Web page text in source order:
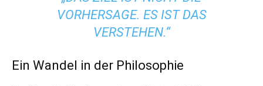
VORHERSAGE. ES IST DAS
VERSTEHEN.“
Ein Wandel in der Philosophie